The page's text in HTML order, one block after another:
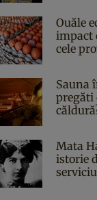
Ouăle
impact
cele
Sauna
pregăti
Mata
istorie